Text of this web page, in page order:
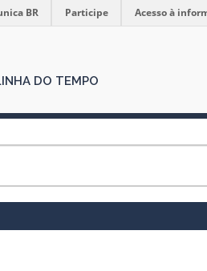
BR Participe Acesso à
DO TEMPO